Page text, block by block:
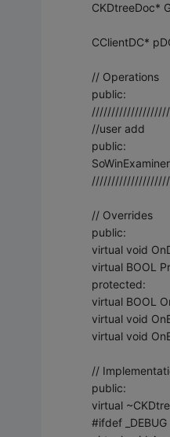
CKDtreeDoc*
CClientDC*
// Operations
public:
//user add
public:
// Overrides
public:
virtual void
virtual BOOL
protected:
virtual BOOL
virtual void
virtual void
//
public:
virtual
#ifdef _DEBUG